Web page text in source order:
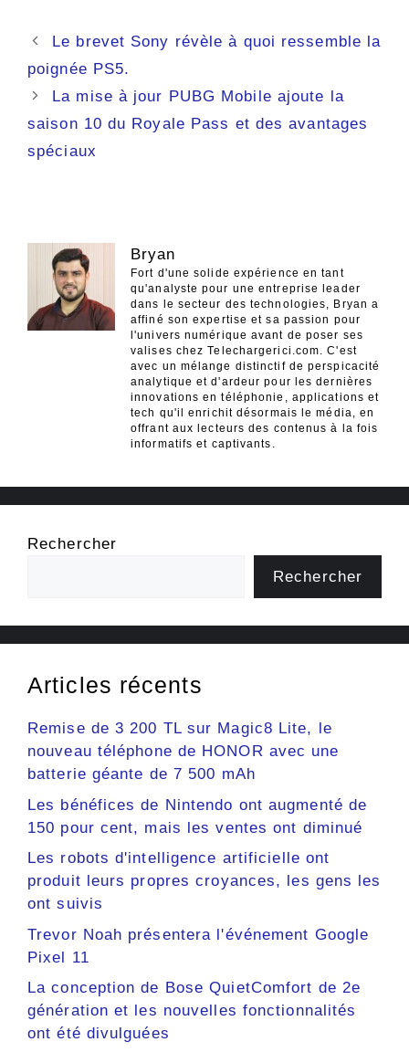
Navigation
des
Le brevet Sony révèle à quoi ressemble la
poignée PS5.
La mise à jour PUBG Mobile ajoute la
saison 10 du Royale Pass et des avantages
spéciaux
Bryan
Fort d'une solide expérience en tant
qu'analyste pour une entreprise leader
dans le secteur des technologies, Bryan a
affiné son expertise et sa passion pour
l'univers numérique avant de poser ses
valises chez Telechargerici.com. C'est
avec un mélange distinctif de perspicacité
analytique et d'ardeur pour les dernières
innovations en téléphonie, applications et
tech qu'il enrichit désormais le média, en
offrant aux lecteurs des contenus à la fois
informatifs et captivants.
Rechercher
Rechercher
Articles récents
Remise de 3 200 TL sur Magic8 Lite, le
nouveau téléphone de HONOR avec une
batterie géante de 7 500 mAh
Les bénéfices de Nintendo ont augmenté de
150 pour cent, mais les ventes ont diminué
Les robots d'intelligence artificielle ont
produit leurs propres croyances, les gens les
ont suivis
Trevor Noah présentera l'événement Google
Pixel 11
La conception de Bose QuietComfort de 2e
génération et les nouvelles fonctionnalités
ont été divulguées